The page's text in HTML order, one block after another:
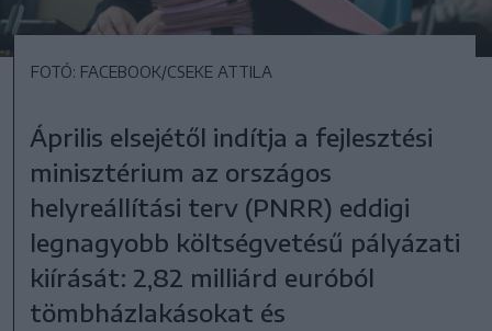
FOTÓ: FACEBOOK/CSEKE ATTILA
Április elsejétől indítja a fejlesztési
minisztérium az országos
helyreállítási terv (PNRR) eddigi
legnagyobb költségvetésű pályázati
kiírását: 2,82 milliárd euróból
tömbházlakásokat és